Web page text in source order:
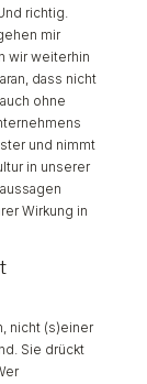
richtig.
mir
wir weiterhin
dass nicht
ohne
und nimmt
in unserer
Wirkung in
nicht (s)einer
Sie drückt